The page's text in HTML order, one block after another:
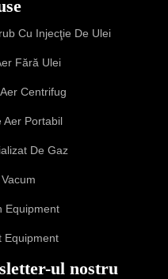
Cu Injecţie De Ulei
Fără Ulei
Centrifug
Aer Portabil
De Gaz
Equipment
Equipment
ul nostru